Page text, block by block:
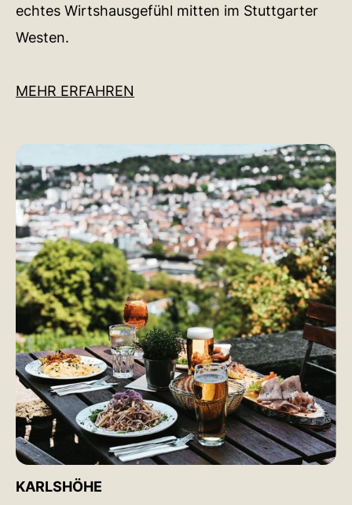
echtes Wirtshausgefühl mitten im Stuttgarter
Westen.
MEHR ERFAHREN
KARLSHÖHE